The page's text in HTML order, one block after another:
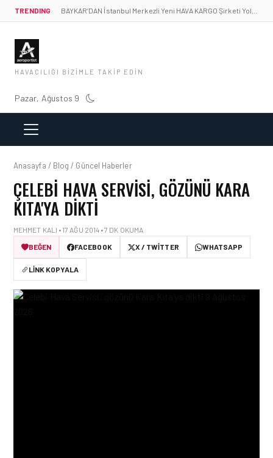
TRENDING
HAVACILIĞI BIZIMLE TAKIP EDIN
Pazar, Ağustos 9
Anasayfa / Blog / Güncel Haberler
ÇELEBI HAVA SERVISI, GÖZÜNÜ KARA
KITA'YA DIKTI
MEHMET KALI • 17 AĞU 2014 • 7 DK OKUMA
BEĞEN
FACEBOOK X / TWITTER WHATSAPP
LINK KOPYALA